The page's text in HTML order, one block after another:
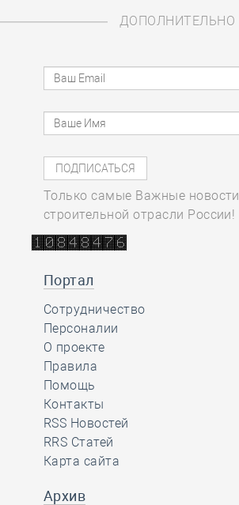
ДОПОЛНИТЕЛЬНО
Только самые Важные новости
строительной отрасли России!
Портал
Сотрудничество
Персоналии
О проекте
Правила
Помощь
Контакты
RSS Новостей
RRS Статей
Карта сайта
Архив